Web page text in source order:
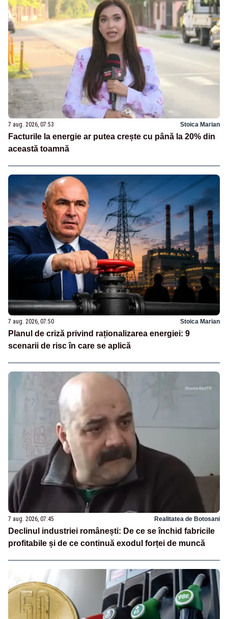
7 aug. 2026, 07:53 Stoica Marian
Facturile la energie ar putea crește cu până la 20% din
această toamnă
7 aug. 2026, 07:50 Stoica Marian
Planul de criză privind raționalizarea energiei: 9
scenarii de risc în care se aplică
7 aug. 2026, 07:45 Realitatea de Botosani
Declinul industriei românești: De ce se închid fabricile
profitabile și de ce continuă exodul forței de muncă